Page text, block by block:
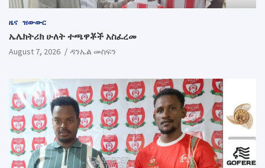
ዜና ዝውውር
ኤሌክትሪክ ሁለት ተጫዋቾች አስፈረመ
August 7, 2026 ዳንኤል መስፍን